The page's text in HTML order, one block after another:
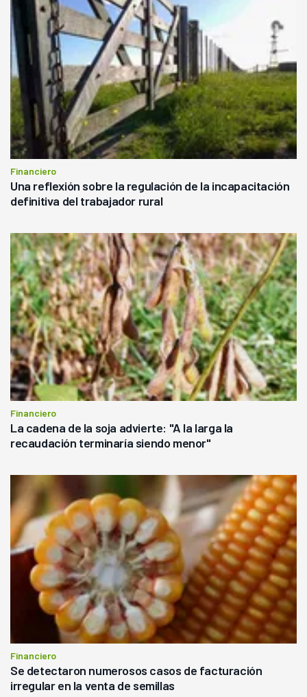
Financiero
Una reflexión sobre la regulación de la incapacitación
definitiva del trabajador rural
Financiero
La cadena de la soja advierte: "A la larga la
recaudación terminaría siendo menor"
Financiero
Se detectaron numerosos casos de facturación
irregular en la venta de semillas